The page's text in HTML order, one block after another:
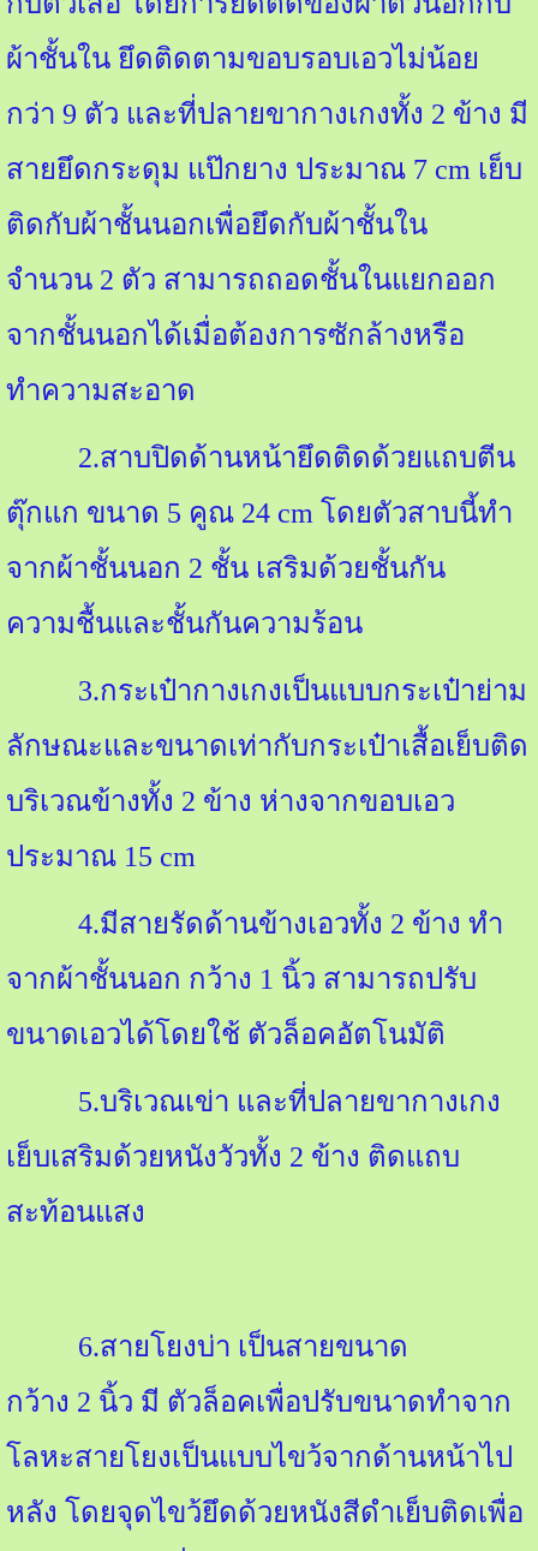
ผ้าชั้นใน ยึดติดตามขอบรอบเอวไม่น้อย
กว่า 9 ตัว และที่ปลายขากางเกงทั้ง 2 ข้าง มี
สายยึดกระดุม แป๊กยาง ประมาณ 7 cm เย็บ
ติดกับผ้าชั้นนอกเพื่อยึดกับผ้าชั้นใน
จำนวน 2 ตัว สามารถถอดชั้นในแยกออก
จากชั้นนอกได้เมื่อต้องการซักล้างหรือ
ทำความสะอาด
2.สาบปิดด้านหน้ายึดติดด้วยแถบตีน
ตุ๊กแก ขนาด 5 คูณ 24 cm โดยตัวสาบนี้ทำ
จากผ้าชั้นนอก 2 ชั้น เสริมด้วยชั้นกัน
ความชื้นและชั้นกันความร้อน
3.กระเป๋ากางเกงเป็นแบบกระเป๋าย่าม
ลักษณะและขนาดเท่ากับกระเป๋าเสื้อเย็บติด
บริเวณข้างทั้ง 2 ข้าง ห่างจากขอบเอว
ประมาณ 15 cm
4.มีสายรัดด้านข้างเอวทั้ง 2 ข้าง ทำ
จากผ้าชั้นนอก กว้าง 1 นิ้ว สามารถปรับ
ขนาดเอวได้โดยใช้ ตัวล็อคอัตโนมัติ
5.บริเวณเข่า และที่ปลายขากางเกง
เย็บเสริมด้วยหนังวัวทั้ง 2 ข้าง ติดแถบ
สะท้อนแสง
6.สายโยงบ่า เป็นสายขนาด
กว้าง 2 นิ้ว มี ตัวล็อคเพื่อปรับขนาดทำจาก
โลหะสายโยงเป็นแบบไขว้จากด้านหน้าไป
หลัง โดยจุดไขว้ยึดด้วยหนังสีดำเย็บติดเพื่อ